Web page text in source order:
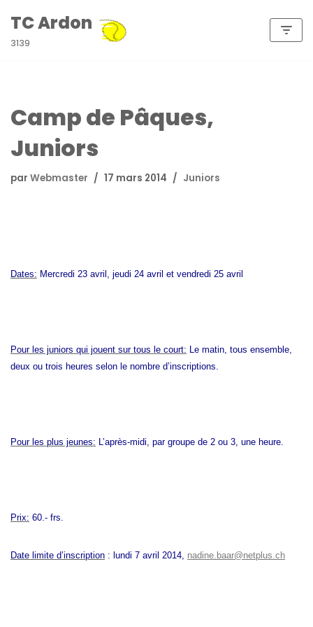
Aller
TC Ardon
3139
Camp de Pâques,
Juniors
par Webmaster 17 mars 2014 Juniors
Dates: Mercredi 23 avril, jeudi 24 avril et vendredi 25 avril
Pour les juniors qui jouent sur tous le court: Le matin, tous ensemble,
deux ou trois heures selon le nombre d’inscriptions.
Pour les plus jeunes: L’après-midi, par groupe de 2 ou 3, une heure.
Prix: 60.- frs.
Date limite d’inscription : lundi 7 avril 2014, nadine.baar@netplus.ch